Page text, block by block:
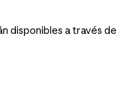
disponibles a través de